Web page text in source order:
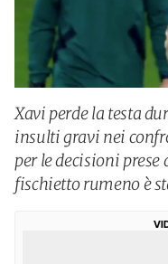
Xavi perde la testa
insulti gravi nei
per le decisioni
fischietto rumeno è